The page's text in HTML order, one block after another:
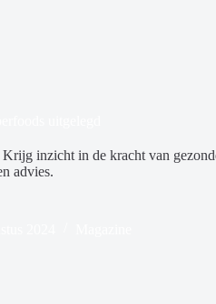
inzicht in de kracht van
advies.